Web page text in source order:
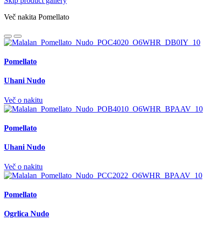
Več nakita Pomellato
Pomellato
Uhani Nudo
Več o nakitu
Pomellato
Uhani Nudo
Več o nakitu
Pomellato
Ogrlica Nudo